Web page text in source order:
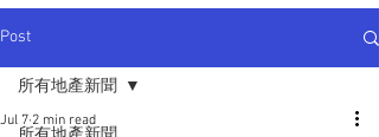
Post
所有地產新聞
Jul 7 2 min read